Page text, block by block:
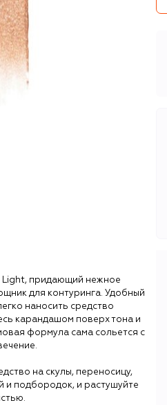
Light, придающий нежное
для контуринга. Удобный
наносить средство
карандашом поверх тона и
формула сама сольется с
на скулы, переносицу,
и подбородок, и растушуйте